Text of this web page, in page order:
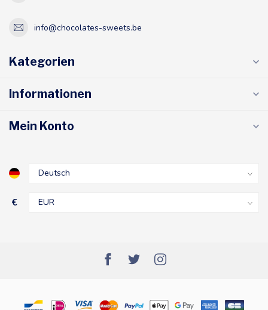
info@chocolates-sweets.be
Kategorien
Informationen
Mein Konto
€